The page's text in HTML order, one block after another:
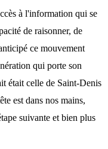
à l'information qui se
de raisonner, de
ce mouvement
qui porte son
était celle de Saint-Denis
est dans nos mains,
suivante et bien plus